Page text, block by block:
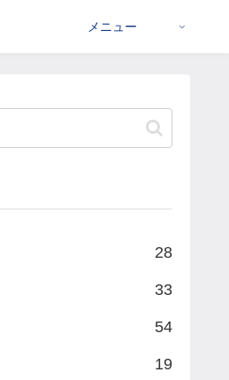
メニュー
28
33
54
19